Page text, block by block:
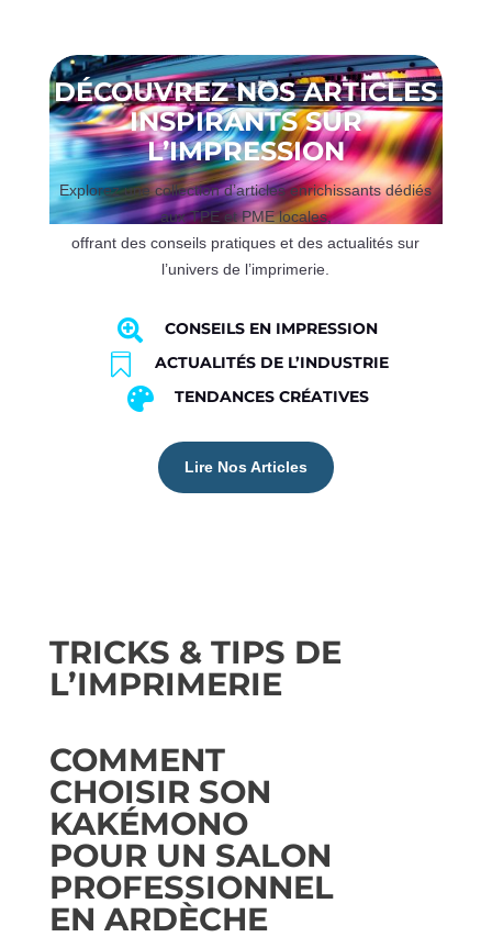
DÉCOUVREZ NOS ARTICLES
INSPIRANTS SUR
L’IMPRESSION
Explorez une collection d’articles enrichissants dédiés
aux TPE et PME locales,
offrant des conseils pratiques et des actualités sur
l’univers de l’imprimerie.
 CONSEILS EN IMPRESSION
 ACTUALITÉS DE L’INDUSTRIE
 TENDANCES CRÉATIVES
Lire Nos Articles
TRICKS & TIPS DE
L’IMPRIMERIE
COMMENT
CHOISIR SON
KAKÉMONO
POUR UN SALON
PROFESSIONNEL
EN ARDÈCHE